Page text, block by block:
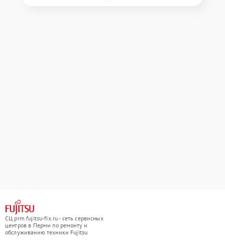
СЦ prm.fujitsu-fix.ru - сеть сервисных
центров в Перми по ремонту и
обслуживанию техники Fujitsu